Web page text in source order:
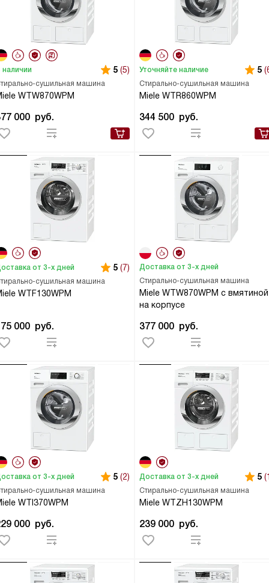
сушильная машина
WTW870WPM
наличии 5 (5)
000 руб.
Стирально-сушильная машина
Miele WTR860WPM
Уточняйте наличие 5
344 500 руб.
сушильная машина
WTF130WPM
от 3-х дней 5 (7)
000 руб.
Стирально-сушильная машина
Miele WTW870WPM с вмятиной
на корпусе
Доставка от 3-х дней
377 000 руб.
сушильная машина
WTI370WPM
от 3-х дней 5 (2)
000 руб.
Стирально-сушильная машина
Miele WTZH130WPM
Доставка от 3-х дней 5
239 000 руб.